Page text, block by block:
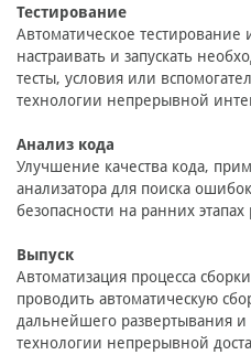
Тестирование
Автоматическое
настраивать и запускать
тесты, условия или
технологии непрерывной
Анализ кода
Улучшение качества кода,
анализатора для поиска
безопасности на ранних этапах
Выпуск
Автоматизация процесса
проводить автоматическую
дальнейшего развертывания
технологии непрерывной